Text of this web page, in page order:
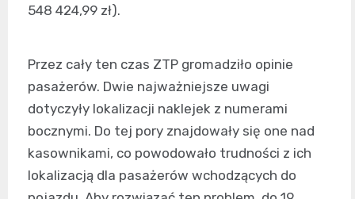
548 424,99 zł).
Przez cały ten czas ZTP gromadziło opinie
pasażerów. Dwie najważniejsze uwagi
dotyczyły lokalizacji naklejek z numerami
bocznymi. Do tej pory znajdowały się one nad
kasownikami, co powodowało trudności z ich
lokalizacją dla pasażerów wchodzących do